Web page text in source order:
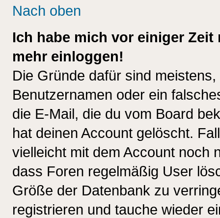
Nach oben
Ich habe mich vor einiger
mehr einloggen!
Die Gründe dafür sind
Benutzernamen oder ein
die E-Mail, die du vom Board
hat deinen Account gelöscht.
vielleicht mit dem Account noch
dass Foren regelmäßig User
Größe der Datenbank zu
registrieren und tauche wieder